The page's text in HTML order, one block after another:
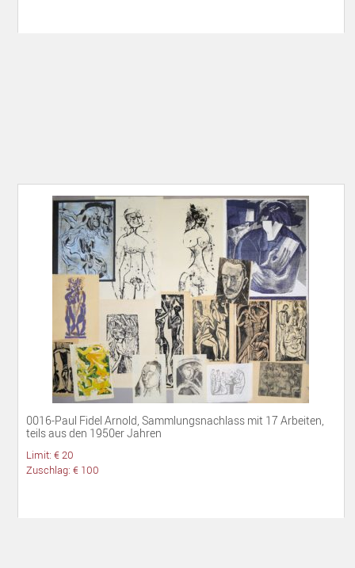
0016-Paul Fidel Arnold, Sammlungsnachlass mit 17 Arbeiten,
teils aus den 1950er Jahren
Limit: € 20
Zuschlag: € 100